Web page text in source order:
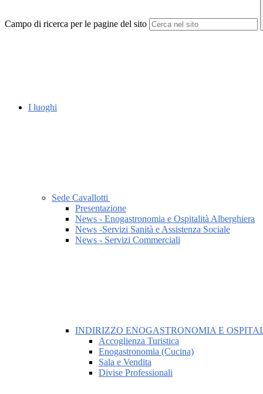
Campo di ricerca per le pagine del sito
I luoghi
Sede Cavallotti
Presentazione
News - Enogastronomia e Ospitalità Alberghiera
News -Servizi Sanità e Assistenza Sociale
News - Servizi Commerciali
INDIRIZZO ENOGASTRONOMIA E
Accoglienza Turistica
Enogastronomia (Cucina)
Sala e Vendita
Divise Professionali